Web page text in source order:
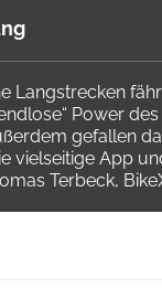
Langstrecken
Power
gefallen
vielseitige App
Terbeck,